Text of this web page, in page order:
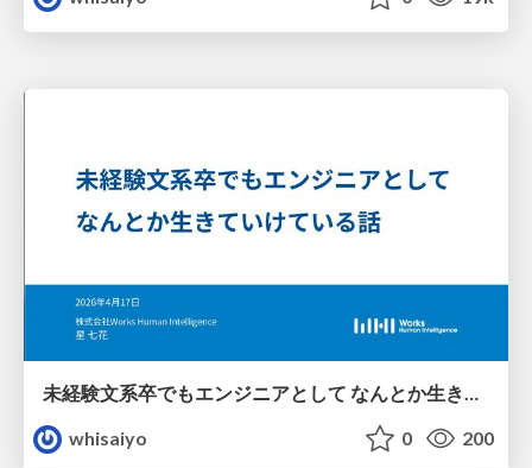
未経験⽂系卒でもエンジニアとして なんとか⽣きていけている話
whisaiyo
0 200